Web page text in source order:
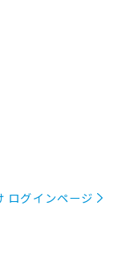
ログインページ